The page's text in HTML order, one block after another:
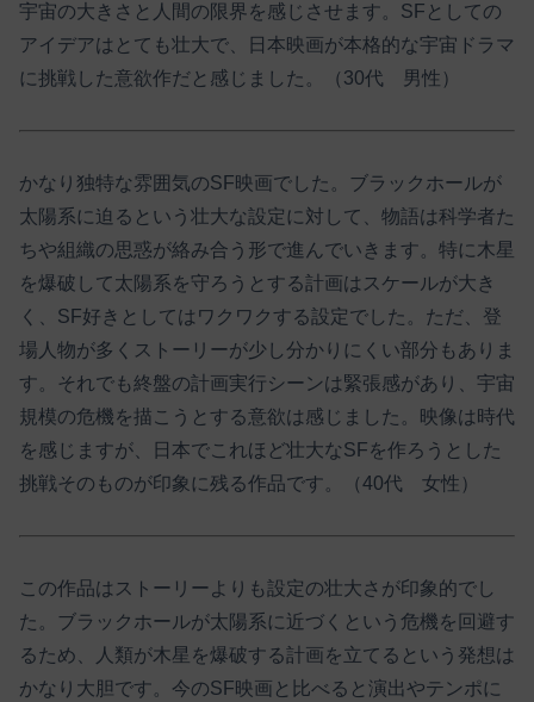
宇宙の大きさと人間の限界を感じさせます。SFとしての
アイデアはとても壮大で、日本映画が本格的な宇宙ドラマ
に挑戦した意欲作だと感じました。（30代 男性）
かなり独特な雰囲気のSF映画でした。ブラックホールが
太陽系に迫るという壮大な設定に対して、物語は科学者た
ちや組織の思惑が絡み合う形で進んでいきます。特に木星
を爆破して太陽系を守ろうとする計画はスケールが大き
く、SF好きとしてはワクワクする設定でした。ただ、登
場人物が多くストーリーが少し分かりにくい部分もありま
す。それでも終盤の計画実行シーンは緊張感があり、宇宙
規模の危機を描こうとする意欲は感じました。映像は時代
を感じますが、日本でこれほど壮大なSFを作ろうとした
挑戦そのものが印象に残る作品です。（40代 女性）
この作品はストーリーよりも設定の壮大さが印象的でし
た。ブラックホールが太陽系に近づくという危機を回避す
るため、人類が木星を爆破する計画を立てるという発想は
かなり大胆です。今のSF映画と比べると演出やテンポに